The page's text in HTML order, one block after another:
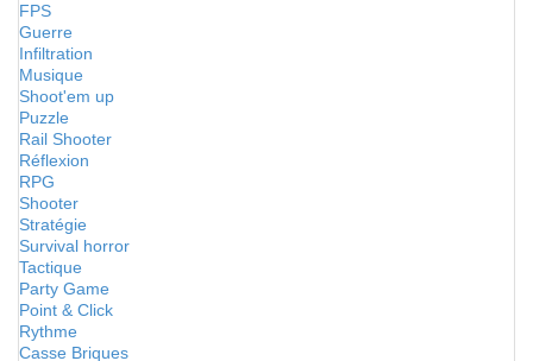
FPS
Guerre
Infiltration
Musique
Shoot'em up
Puzzle
Rail Shooter
Réflexion
RPG
Shooter
Stratégie
Survival horror
Tactique
Party Game
Point & Click
Rythme
Casse Briques